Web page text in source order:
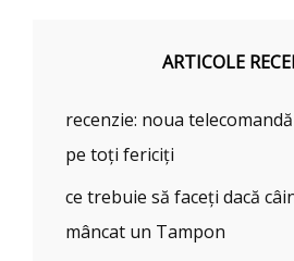
ARTICOLE
recenzie: noua
pe toți fericiți
ce trebuie să faceți dacă
mâncat un Tampon